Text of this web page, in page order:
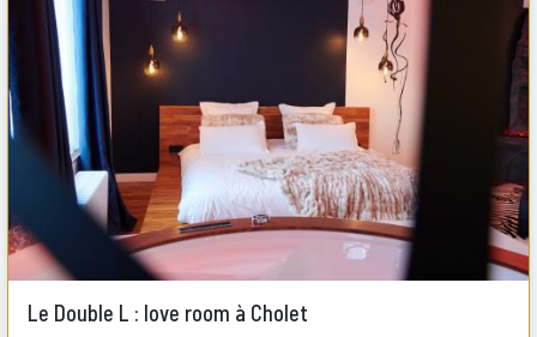
Le Double L : love room à Cholet